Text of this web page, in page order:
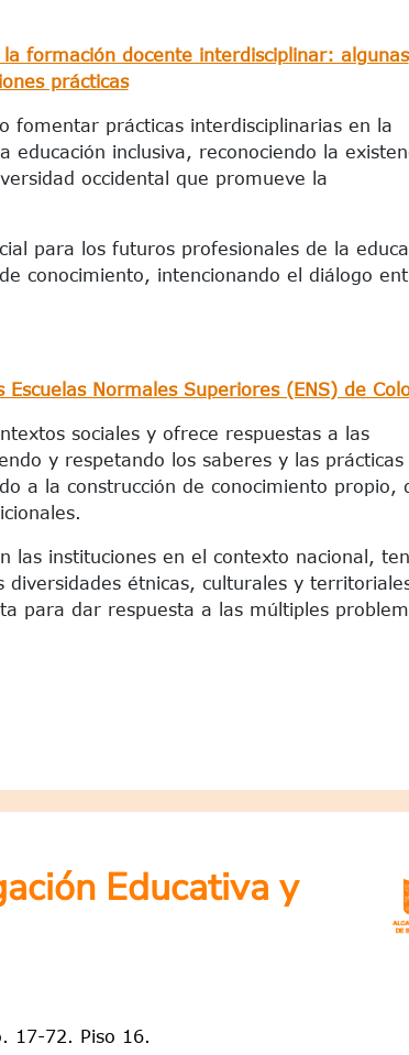
formación docente interdisciplinar: algunas
prácticas
fomentar prácticas interdisciplinarias en la
inclusiva, reconociendo la
occidental que promueve la
para los futuros profesionales de la
conocimiento, intencionando el diálogo
Normales Superiores (ENS) de
sociales y ofrece respuestas a las
y respetando los saberes y las prácticas
a la construcción de conocimiento propio,
las instituciones en el contexto nacional,
étnicas, culturales y
para dar respuesta a las múltiples
Educativa y
17-72. Piso 16.